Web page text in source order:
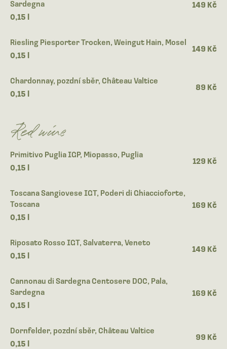
Sardegna
0,15 l
149 Kč
Riesling Piesporter Trocken, Weingut Hain, Mosel
0,15 l
149 Kč
Chardonnay, pozdní sběr, Château Valtice
0,15 l
89 Kč
Red wine
Primitivo Puglia IGP, Miopasso, Puglia
0,15 l
129 Kč
Toscana Sangiovese IGT, Poderi di Ghiaccioforte,
Toscana
0,15 l
169 Kč
Riposato Rosso IGT, Salvaterra, Veneto
0,15 l
149 Kč
Cannonau di Sardegna Centosere DOC, Pala,
Sardegna
0,15 l
169 Kč
Dornfelder, pozdní sběr, Château Valtice
0,15 l
99 Kč